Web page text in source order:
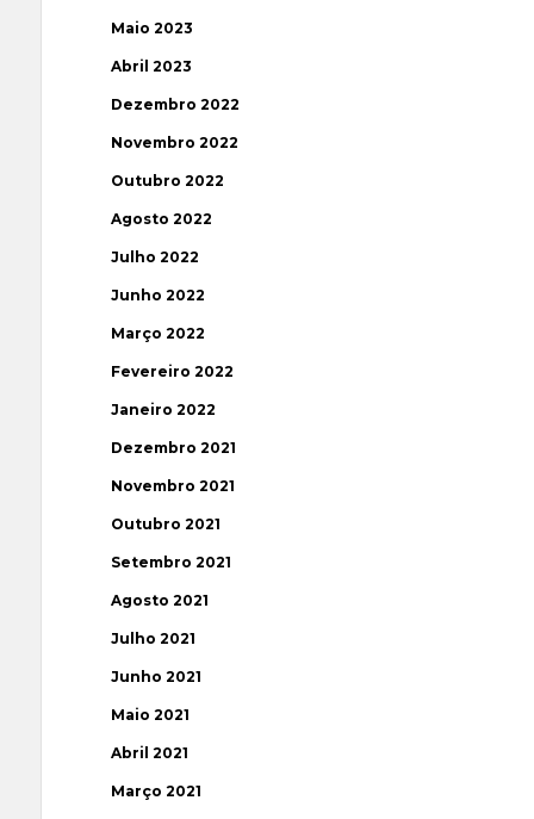
Maio 2023
Abril 2023
Dezembro 2022
Novembro 2022
Outubro 2022
Agosto 2022
Julho 2022
Junho 2022
Março 2022
Fevereiro 2022
Janeiro 2022
Dezembro 2021
Novembro 2021
Outubro 2021
Setembro 2021
Agosto 2021
Julho 2021
Junho 2021
Maio 2021
Abril 2021
Março 2021